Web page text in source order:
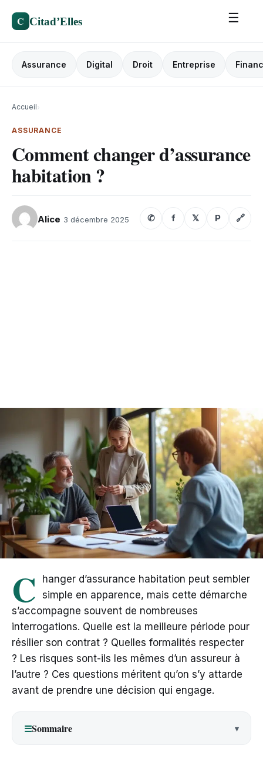
C Citad’Elles ☰
Assurance Digital Droit Entreprise
Accueil›
ASSURANCE
Comment changer d’assurance
habitation ?
Alice 3 décembre 2025 ✆ f 𝕏 P 🔗
C
hanger d’assurance habitation peut sembler
simple en apparence, mais cette démarche
s’accompagne souvent de nombreuses
interrogations. Quelle est la meilleure période pour
résilier son contrat ? Quelles formalités respecter
? Les risques sont-ils les mêmes d’un assureur à
l’autre ? Ces questions méritent qu’on s’y attarde
avant de prendre une décision qui engage.
☰Sommaire